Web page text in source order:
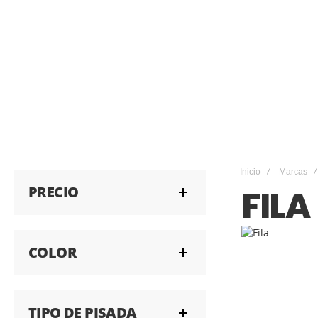
Inicio Marcas
FILA
PRECIO
COLOR
TIPO DE PISADA